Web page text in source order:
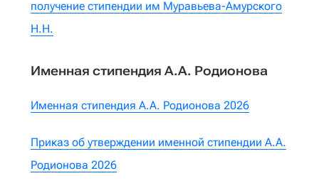
получение стипендии им Муравьева-Амурского
Н.Н.
Именная стипендия А.А. Родионова
Именная стипендия А.А. Родионова 2026
Приказ об утверждении именной стипендии А.А.
Родионова 2026